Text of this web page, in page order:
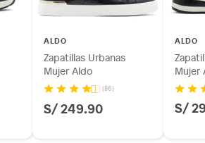
ALDO
Zapatillas Urbanas
Mujer Aldo
(86)
S/ 249.90
ALDO
Mujer
S/